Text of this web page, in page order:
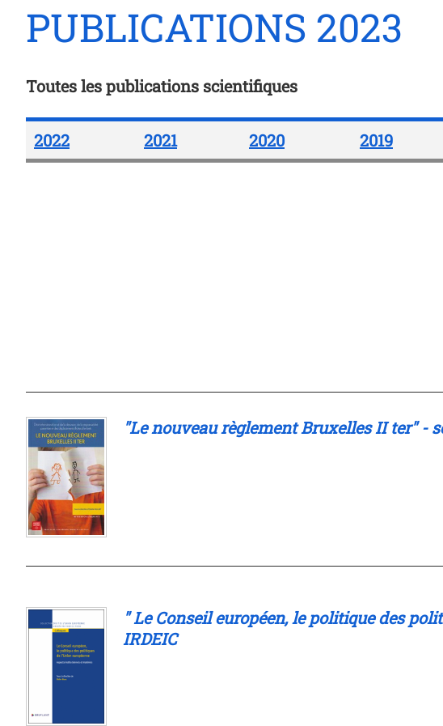
PUBLICATIONS 2023
Toutes les publications scientifiques
2022 2021 2020 2019
"Le nouveau règlement Bruxelles II ter" -
" Le Conseil européen, le politique des
IRDEIC